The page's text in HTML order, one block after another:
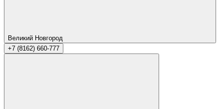
Великий Новгород
+7 (8162) 660-777